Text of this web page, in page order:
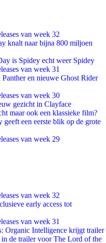
van week 32
knalt naar bijna 800 miljoen
is Spidey echt weer Spidey
van week 31
en nieuwe Ghost Rider
van week 30
gezicht in Clayface
maar ook een klassieke film?
een eerste blik op de grote
van week 29
van week 32
early access tot
van week 31
Organic Intelligence krijgt trailer
in de trailer voor The Lord of the